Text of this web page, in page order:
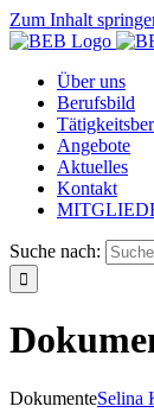
Zum Inhalt
Über uns
Berufsbild
Angebote
Aktuelles
Kontakt
Suche nach:
DokumenteSelina